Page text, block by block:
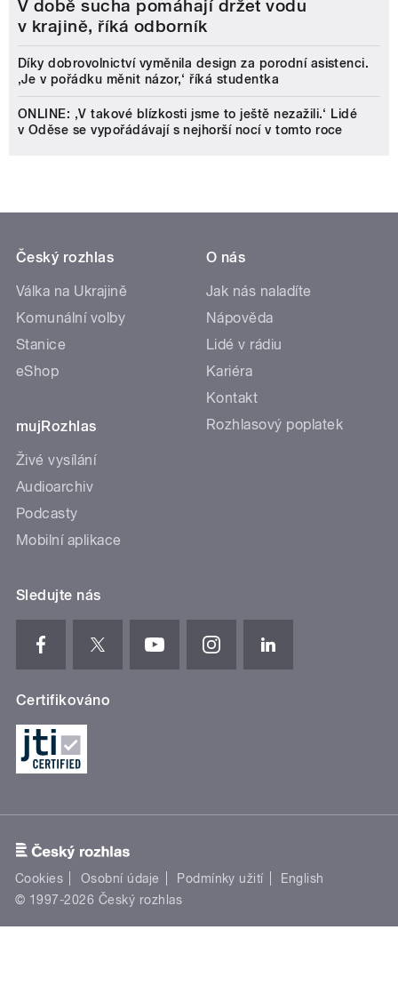
V době sucha pomáhají držet vodu
v krajině, říká odborník
Díky dobrovolnictví vyměnila design za porodní asistenci.
‚Je v pořádku měnit názor,‘ říká studentka
ONLINE: ‚V takové blízkosti jsme to ještě nezažili.‘ Lidé
v Oděse se vypořádávají s nejhorší nocí v tomto roce
Český rozhlas
Válka na Ukrajině
Komunální volby
Stanice
eShop
mujRozhlas
Živé vysílání
Audioarchiv
Podcasty
Mobilní aplikace
O nás
Jak nás naladíte
Nápověda
Lidé v rádiu
Kariéra
Kontakt
Rozhlasový poplatek
Sledujte nás
Certifikováno
Cookies Osobní údaje Podmínky užití
English
© 1997-2026 Český rozhlas